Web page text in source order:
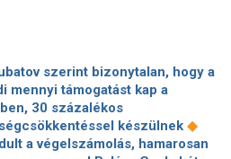
szerint bizonytalan, hogy a
mennyi támogatást kap a
30 százalékos
készülnek ◆
a végelszámolás, hamarosan